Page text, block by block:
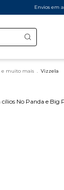
Envios em até 24
e muito mais . Vizzela
No Panda e